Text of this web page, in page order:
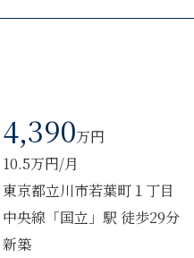
4,390万円
10.5万円/月
東京都立川市若葉町１丁目
中央線「国立」駅 徒歩29分
新築